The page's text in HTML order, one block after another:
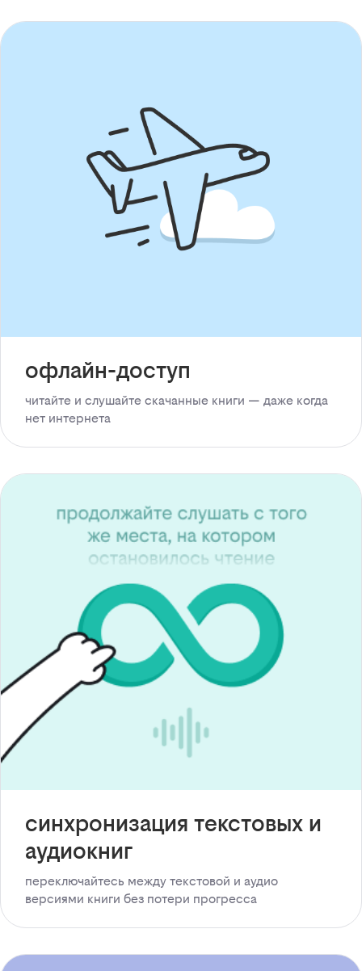
офлайн-доступ
читайте и слушайте скачанные книги — даже когда
нет интернета
синхронизация текстовых и
аудиокниг
переключайтесь между текстовой и аудио
версиями книги без потери прогресса